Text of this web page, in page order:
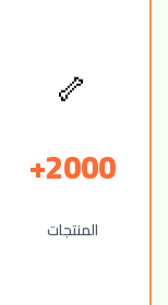
🦴
2000+
المنتجات